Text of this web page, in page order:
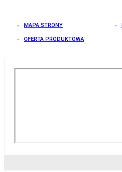
MAPA STRONY
OFERTA PRODUKTOWA